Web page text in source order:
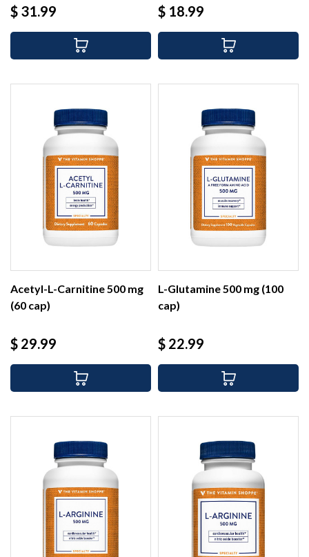
Precio
$ 31.99 Precio
$ 18.99
Acetyl-L-Carnitine 500 mg
(60 cap)
Precio
$ 29.99
L-Glutamine 500 mg (100
cap)
Precio
$ 22.99